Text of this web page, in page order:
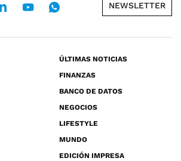
NEWSLETTER
ÚLTIMAS NOTICIAS
FINANZAS
BANCO DE DATOS
NEGOCIOS
LIFESTYLE
MUNDO
EDICIÓN IMPRESA